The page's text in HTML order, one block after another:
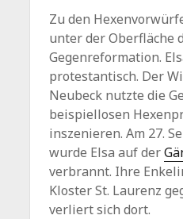
Zu den
unter der Oberfläche
Gegenreformation.
protestantisch. Der
Neubeck nutzte die
beispiellosen
inszenieren. Am 27.
wurde Elsa auf der
verbrannt. Ihre
Kloster St. Laurenz
verliert sich dort.